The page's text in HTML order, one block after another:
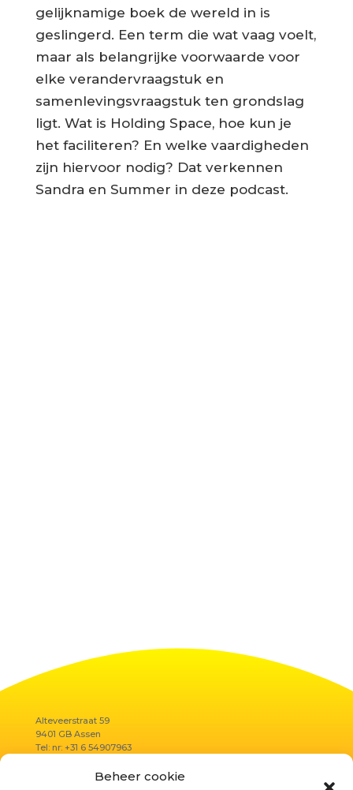
Beheer cookie
gelijknamige boek de wereld in is
geslingerd. Een term die wat vaag voelt,
maar als belangrijke voorwaarde voor
elke verandervraagstuk en
samenlevingsvraagstuk ten grondslag
ligt. Wat is Holding Space, hoe kun je
het faciliteren? En welke vaardigheden
zijn hiervoor nodig? Dat verkennen
Sandra en Summer in deze podcast.
Alteveerstraat 59
9401 GB Assen
Tel: nr: +31 6 54907963
67460534